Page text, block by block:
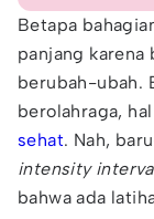
Betapa
panjang karena
berubah-ubah.
berolahraga,
sehat. Nah,
intensity
bahwa ada